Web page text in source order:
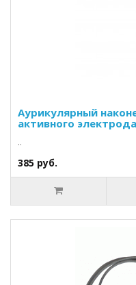
Аурикулярный
активного электрода
..
385 руб.